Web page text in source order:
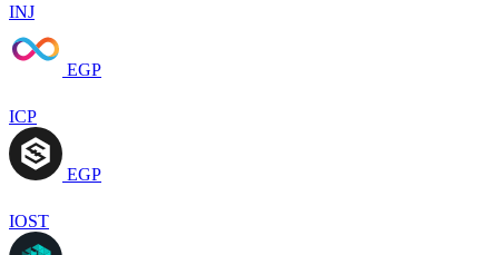
INJ
EGP
ICP
EGP
IOST